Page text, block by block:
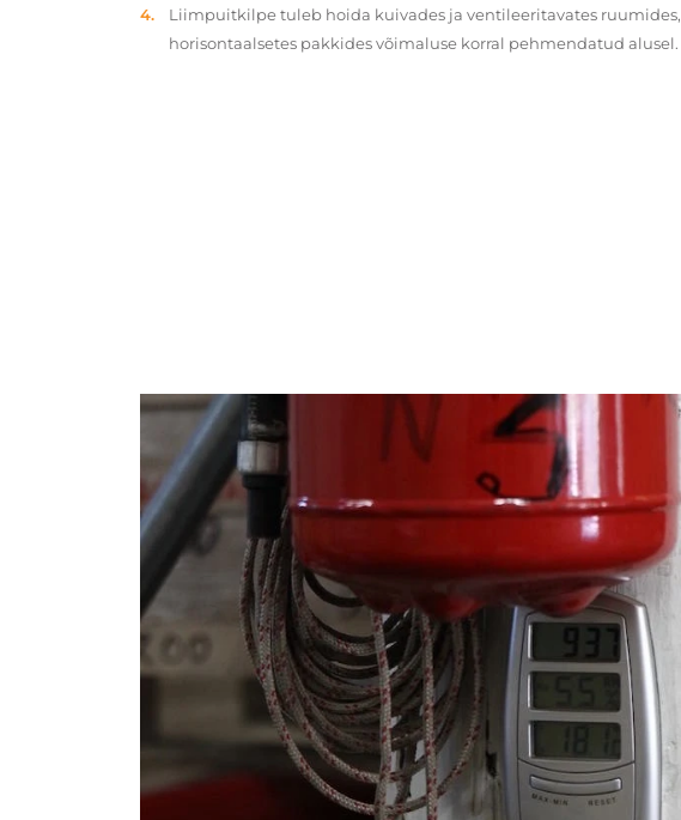
Liimpuitkilpe tuleb hoida kuivades ja ventileeritavates ruumides,
horisontaalsetes pakkides võimaluse korral pehmendatud alusel.